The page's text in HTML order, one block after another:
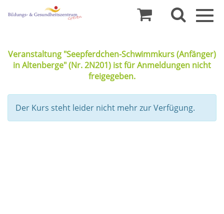
Veranstaltung "Seepferdchen-Schwimmkurs (Anfänger)
in Altenberge" (Nr. 2N201) ist für Anmeldungen nicht
freigegeben.
Der Kurs steht leider nicht mehr zur Verfügung.